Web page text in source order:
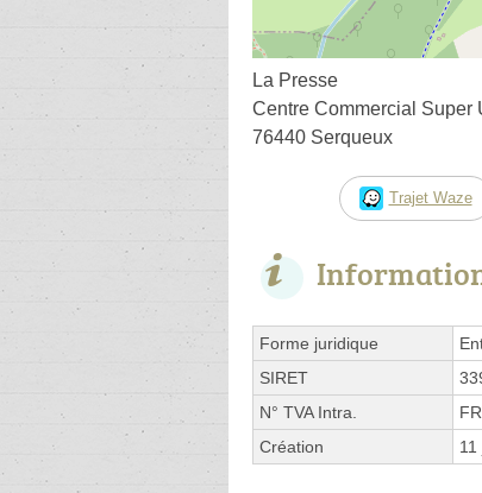
La Presse
Centre Commercial Super
76440 Serqueux
Trajet Waze
Forme juridique
SIRET
N° TVA Intra.
Création